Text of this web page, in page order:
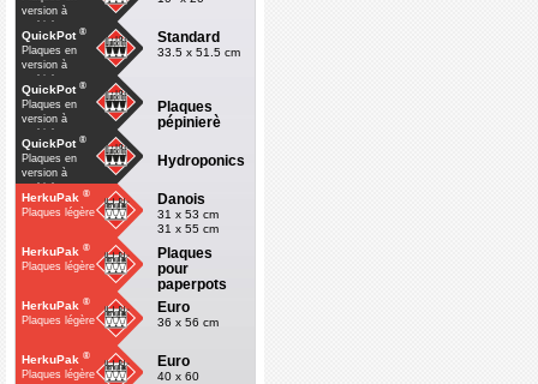
version à
multiple
QuickPot ®
Plaques en
version à
multiple
Standard
33.5 x 51.5 cm
QuickPot ®
Plaques en
version à
multiple
Plaques
pépinierè
QuickPot ®
Plaques en
version à
multiple
Hydroponics
HerkuPak ®
Plaques légère
Danois
31 x 53 cm
31 x 55 cm
HerkuPak ®
Plaques légère
Plaques
pour
paperpots
HerkuPak ®
Plaques légère
Euro
36 x 56 cm
HerkuPak ®
Plaques légère
Euro
40 x 60